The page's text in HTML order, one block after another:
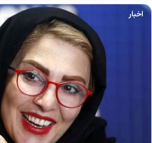
اخبار